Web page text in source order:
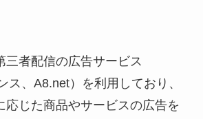
三者配信の広告サービス
ス、A8.net）を利用しており、
応じた商品やサービスの広告を